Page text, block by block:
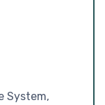
System,